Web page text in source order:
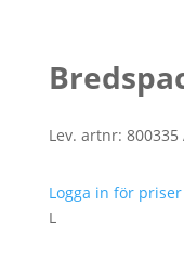
Lev. artnr: 800335
Logga in för
L